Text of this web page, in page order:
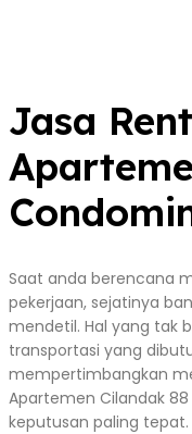
Jasa
Saat anda berencana
pekerjaan, sejatinya
mendetil. Hal yang tak
transportasi yang
mempertimbangkan
Apartemen Cilandak
keputusan paling tepat.